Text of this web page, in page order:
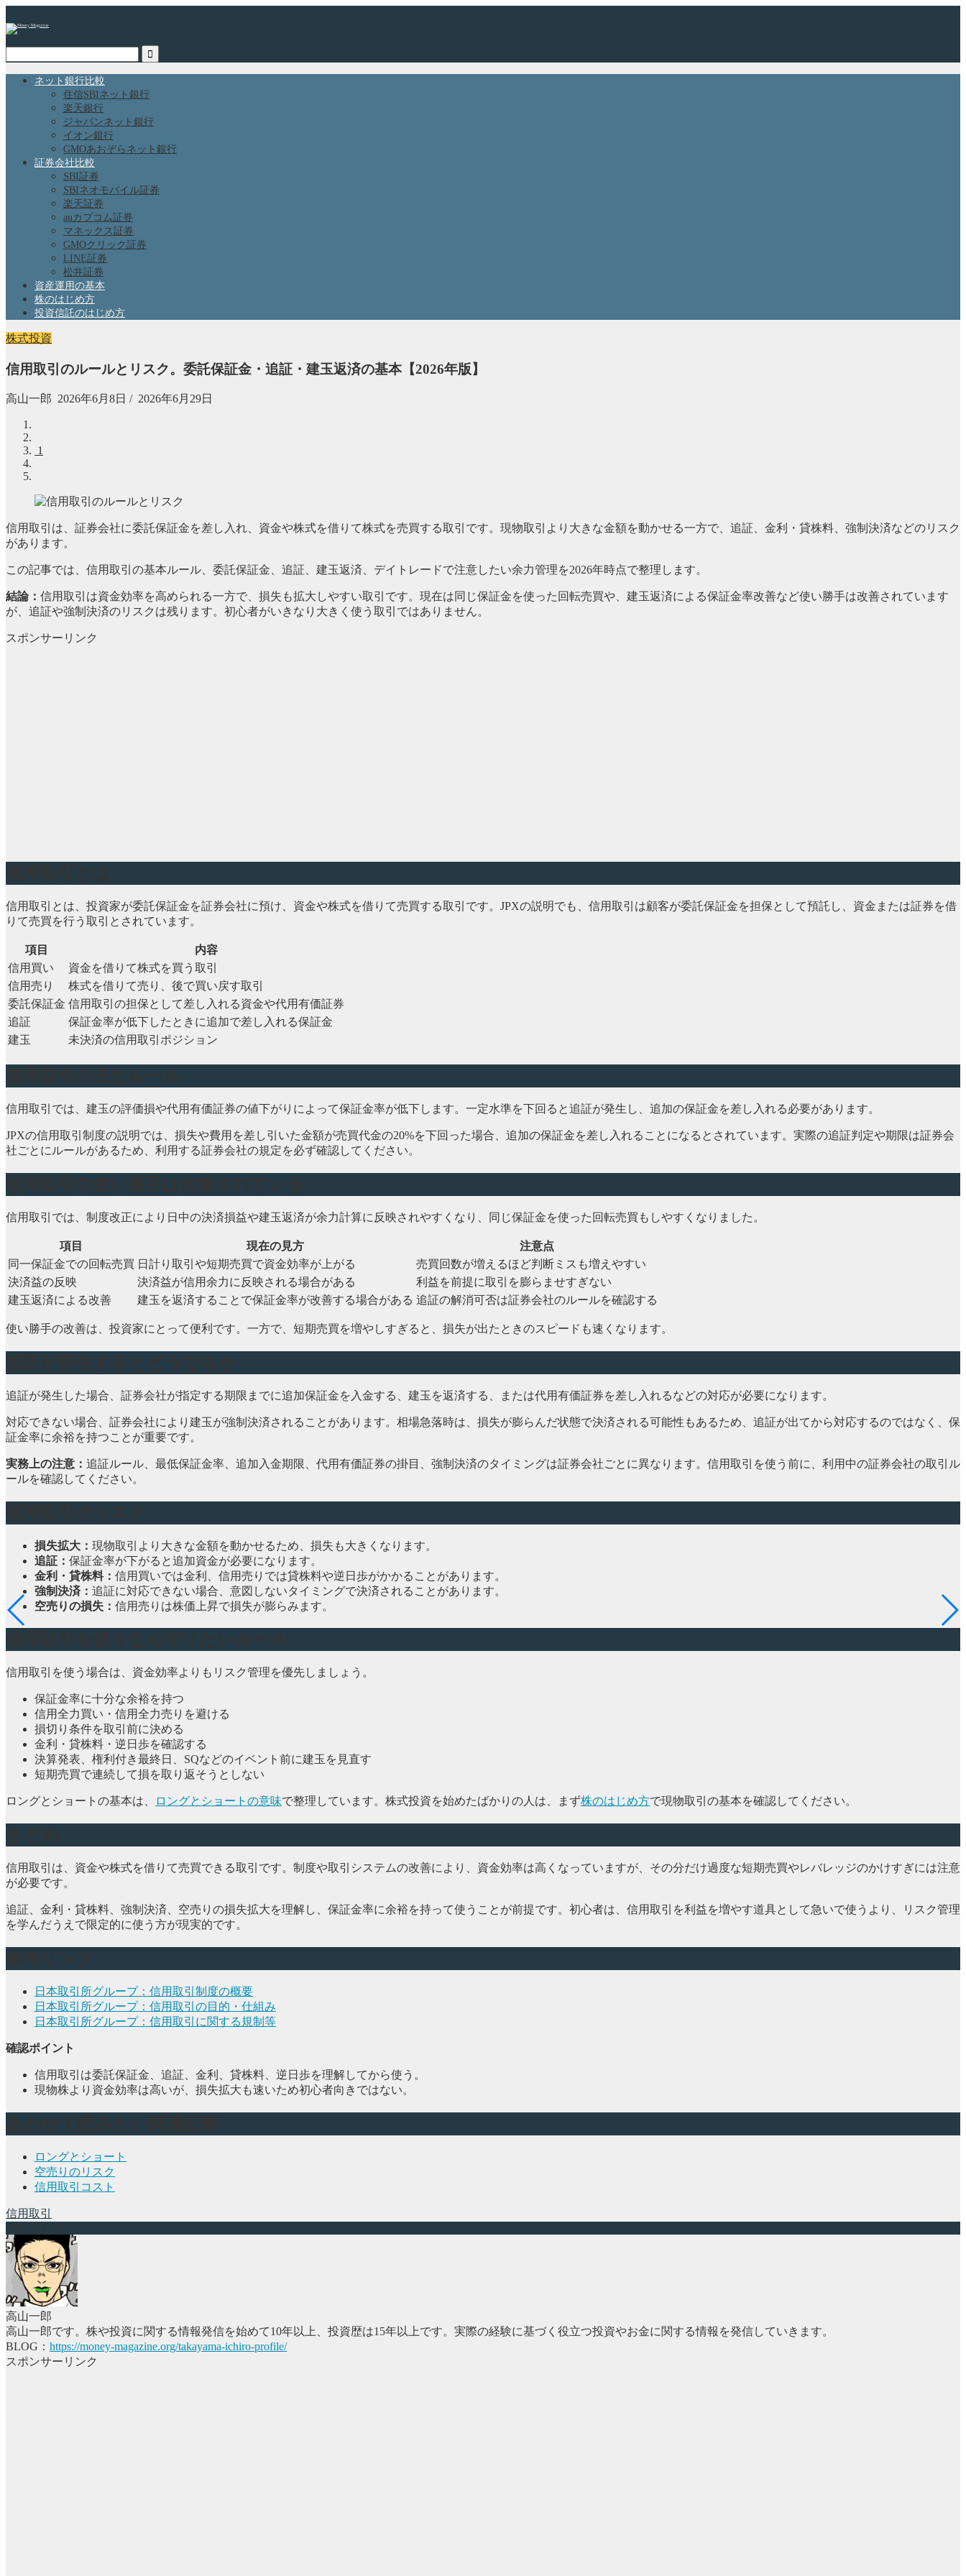
ネット銀行比較
住信SBIネット銀行
楽天銀行
ジャパンネット銀行
イオン銀行
GMOあおぞらネット銀行
証券会社比較
SBI証券
SBIネオモバイル証券
楽天証券
auカブコム証券
マネックス証券
GMOクリック証券
LINE証券
松井証券
資産運用の基本
株のはじめ方
投資信託のはじめ方
株式投資
信用取引のルールとリスク。委託保証金・追証・建玉返済の基本【2026年版】
高山一郎 2026年6月8日 / 2026年6月29日
1
信用取引は、証券会社に委託保証金を差し入れ、資金や株式を借りて株式を売買する取引です。現物取引より大きな金額を動かせる一方で、追証、金利・貸株料、強制決済などのリスク
があります。
この記事では、信用取引の基本ルール、委託保証金、追証、建玉返済、デイトレードで注意したい余力管理を2026年時点で整理します。
結論： 信用取引は資金効率を高められる一方で、損失も拡大しやすい取引です。現在は同じ保証金を使った回転売買や、建玉返済による保証金率改善など使い勝手は改善されています
が、追証や強制決済のリスクは残ります。初心者がいきなり大きく使う取引ではありません。
スポンサーリンク
信用取引とは、投資家が委託保証金を証券会社に預け、資金や株式を借りて売買する取引です。JPXの説明でも、信用取引は顧客が委託保証金を担保として預託し、資金または証券を借
りて売買を行う取引とされています。
項目
内容
信用買い
資金を借りて株式を買う取引
信用売り
株式を借りて売り、後で買い戻す取引
委託保証金 信用取引の担保として差し入れる資金や代用有価証券
追証
保証金率が低下したときに追加で差し入れる保証金
建玉
未決済の信用取引ポジション
信用取引では、建玉の評価損や代用有価証券の値下がりによって保証金率が低下します。一定水準を下回ると追証が発生し、追加の保証金を差し入れる必要があります。
JPXの信用取引制度の説明では、損失や費用を差し引いた金額が売買代金の20%を下回った場合、追加の保証金を差し入れることになるとされています。実際の追証判定や期限は証券会
社ごとにルールがあるため、利用する証券会社の規定を必ず確認してください。
信用取引では、制度改正により日中の決済損益や建玉返済が余力計算に反映されやすくなり、同じ保証金を使った回転売買もしやすくなりました。
項目 現在の見方
注意点
同一保証金での回転売買 日計り取引や短期売買で資金効率が上がる
売買回数が増えるほど判断ミスも増えやすい
決済益の反映
決済益が信用余力に反映される場合がある
利益を前提に取引を膨らませすぎない
建玉返済による改善
建玉を返済することで保証金率が改善する場合がある 追証の解消可否は証券会社のルールを確認する
使い勝手の改善は、投資家にとって便利です。一方で、短期売買を増やしすぎると、損失が出たときのスピードも速くなります。
追証が発生した場合、証券会社が指定する期限までに追加保証金を入金する、建玉を返済する、または代用有価証券を差し入れるなどの対応が必要になります。
対応できない場合、証券会社により建玉が強制決済されることがあります。相場急落時は、損失が膨らんだ状態で決済される可能性もあるため、追証が出てから対応するのではなく、保
証金率に余裕を持つことが重要です。
実務上の注意： 追証ルール、最低保証金率、追加入金期限、代用有価証券の掛目、強制決済のタイミングは証券会社ごとに異なります。信用取引を使う前に、利用中の証券会社の取引ル
ールを確認してください。
損失拡大： 現物取引より大きな金額を動かせるため、損失も大きくなります。
追証： 保証金率が下がると追加資金が必要になります。
金利・貸株料： 信用買いでは金利、信用売りでは貸株料や逆日歩がかかることがあります。
強制決済： 追証に対応できない場合、意図しないタイミングで決済されることがあります。
空売りの損失： 信用売りは株価上昇で損失が膨らみます。
信用取引を使う場合は、資金効率よりもリスク管理を優先しましょう。
保証金率に十分な余裕を持つ
信用全力買い・信用全力売りを避ける
損切り条件を取引前に決める
金利・貸株料・逆日歩を確認する
決算発表、権利付き最終日、SQなどのイベント前に建玉を見直す
短期売買で連続して損を取り返そうとしない
ロングとショートの基本は、 ロングとショートの意味で整理しています。株式投資を始めたばかりの人は、まず株のはじめ方で現物取引の基本を確認してください。
信用取引は、資金や株式を借りて売買できる取引です。制度や取引システムの改善により、資金効率は高くなっていますが、その分だけ過度な短期売買やレバレッジのかけすぎには注意
が必要です。
追証、金利・貸株料、強制決済、空売りの損失拡大を理解し、保証金率に余裕を持って使うことが前提です。初心者は、信用取引を利益を増やす道具として急いで使うより、リスク管理
を学んだうえで限定的に使う方が現実的です。
日本取引所グループ：信用取引制度の概要
日本取引所グループ：信用取引の目的・仕組み
日本取引所グループ：信用取引に関する規制等
確認ポイント
信用取引は委託保証金、追証、金利、貸株料、逆日歩を理解してから使う。
現物株より資金効率は高いが、損失拡大も速いため初心者向きではない。
ロングとショート
空売りのリスク
信用取引コスト
信用取引
高山一郎
高山一郎です。株や投資に関する情報発信を始めて10年以上、投資歴は15年以上です。実際の経験に基づく役立つ投資やお金に関する情報を発信していきます。
BLOG： https://money-magazine.org/takayama-ichiro-profile/
スポンサーリンク